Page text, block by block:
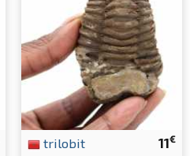
11€
trilobit